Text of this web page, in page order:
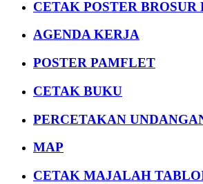
CETAK POSTER
AGENDA KERJA
POSTER PAMFLET
CETAK BUKU
PERCETAKAN
MAP
CETAK MAJALAH